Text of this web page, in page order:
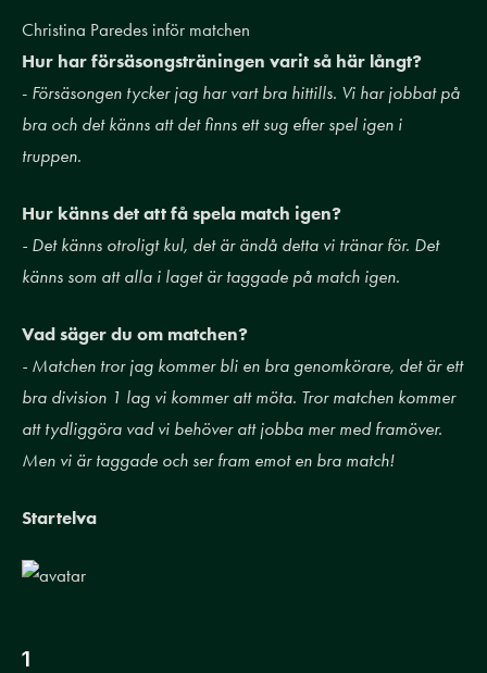
Christina Paredes inför matchen
Hur har försäsongsträningen varit så här långt?
- Försäsongen tycker jag har vart bra hittills. Vi har jobbat på
bra och det känns att det finns ett sug efter spel igen i
truppen.
Hur känns det att få spela match igen?
- Det känns otroligt kul, det är ändå detta vi tränar för. Det
känns som att alla i laget är taggade på match igen.
Vad säger du om matchen?
- ⁠Matchen tror jag kommer bli en bra genomkörare, det är ett
bra division 1 lag vi kommer att möta. Tror matchen kommer
att tydliggöra vad vi behöver att jobba mer med framöver.
Men vi är taggade och ser fram emot en bra match!
Startelva
1